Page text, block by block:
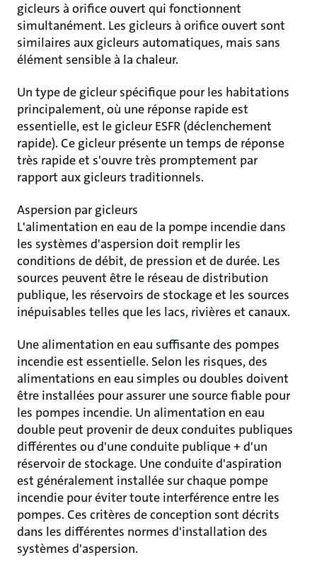
gicleurs à orifice ouvert qui fonctionnent
simultanément. Les gicleurs à orifice ouvert sont
similaires aux gicleurs automatiques, mais sans
élément sensible à la chaleur.
Un type de gicleur spécifique pour les habitations
principalement, où une réponse rapide est
essentielle, est le gicleur ESFR (déclenchement
rapide). Ce gicleur présente un temps de réponse
très rapide et s'ouvre très promptement par
rapport aux gicleurs traditionnels.
Aspersion par gicleurs
L'alimentation en eau de la pompe incendie dans
les systèmes d'aspersion doit remplir les
conditions de débit, de pression et de durée. Les
sources peuvent être le réseau de distribution
publique, les réservoirs de stockage et les sources
inépuisables telles que les lacs, rivières et canaux.
Une alimentation en eau suffisante des pompes
incendie est essentielle. Selon les risques, des
alimentations en eau simples ou doubles doivent
être installées pour assurer une source fiable pour
les pompes incendie. Un alimentation en eau
double peut provenir de deux conduites publiques
différentes ou d'une conduite publique + d'un
réservoir de stockage. Une conduite d'aspiration
est généralement installée sur chaque pompe
incendie pour éviter toute interférence entre les
pompes. Ces critères de conception sont décrits
dans les différentes normes d'installation des
systèmes d'aspersion.